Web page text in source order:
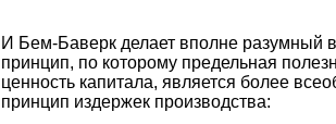
И Бем-Баверк делает вполне разумный
принцип, по которому предельная
ценность капитала, является более
принцип издержек производства: